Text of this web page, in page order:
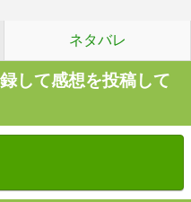
ネタバレ
して感想を投稿して